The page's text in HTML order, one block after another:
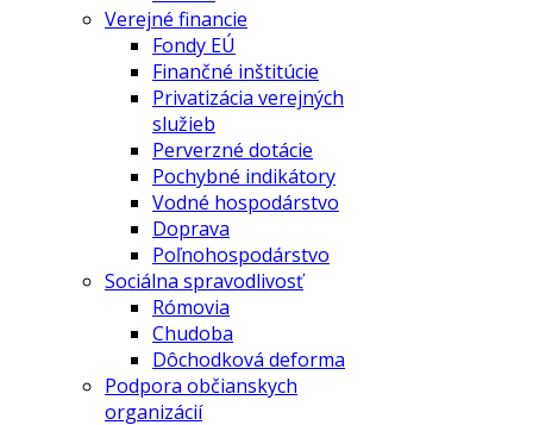
Verejné financie
Fondy EÚ
Finančné inštitúcie
Privatizácia verejných
služieb
Perverzné dotácie
Pochybné indikátory
Vodné hospodárstvo
Doprava
Poľnohospodárstvo
Sociálna spravodlivosť
Rómovia
Chudoba
Dôchodková deforma
Podpora občianskych
organizácií